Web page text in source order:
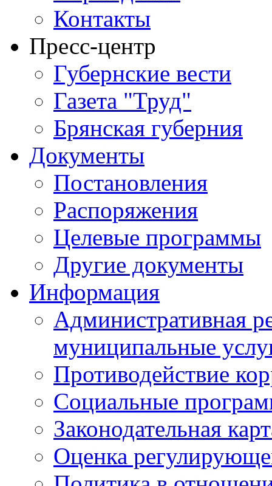
Контакты
Пресс-центр
Губернские вести
Газета "Труд"
Брянская губерния
Документы
Постановления
Распоряжения
Целевые программы
Другие документы
Информация
Административная
муниципальные
Противодействие
Социальные
Законодательная
Оценка